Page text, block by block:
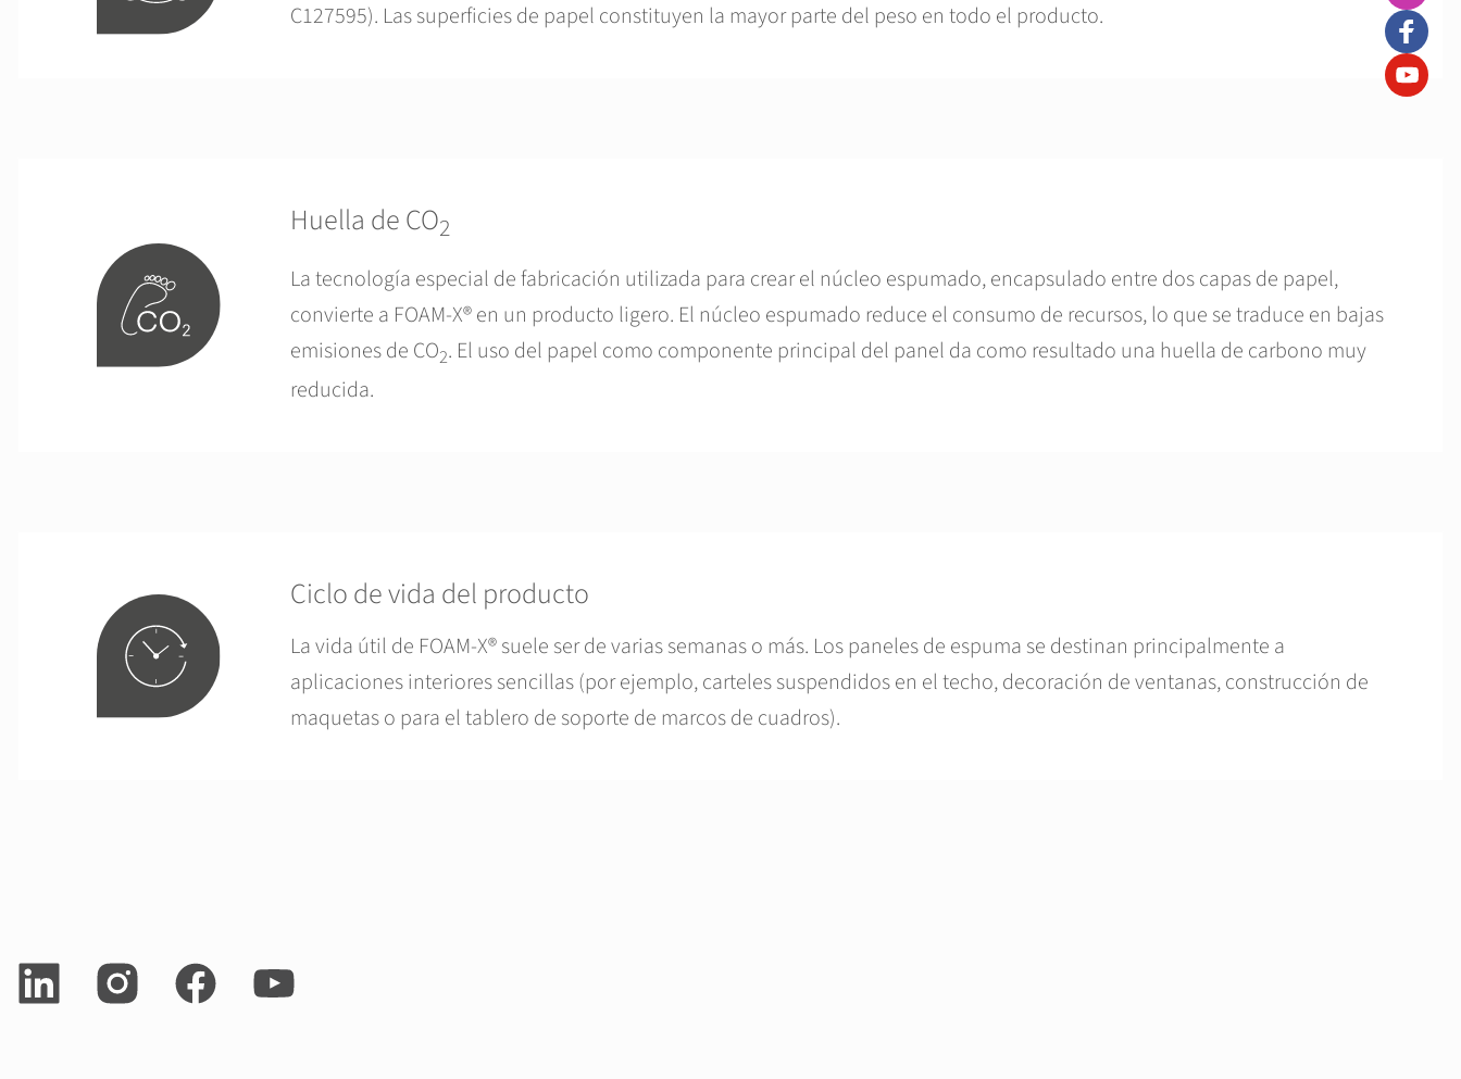
C127595). Las superficies de papel constituyen la mayor parte del peso en todo el producto.
Huella de CO2
La tecnología especial de fabricación utilizada para crear el núcleo espumado, encapsulado entre dos capas de papel,
convierte a FOAM-X® en un producto ligero. El núcleo espumado reduce el consumo de recursos, lo que se traduce en bajas
emisiones de CO2. El uso del papel como componente principal del panel da como resultado una huella de carbono muy
reducida.
Ciclo de vida del producto
La vida útil de FOAM-X® suele ser de varias semanas o más. Los paneles de espuma se destinan principalmente a
aplicaciones interiores sencillas (por ejemplo, carteles suspendidos en el techo, decoración de ventanas, construcción de
maquetas o para el tablero de soporte de marcos de cuadros).